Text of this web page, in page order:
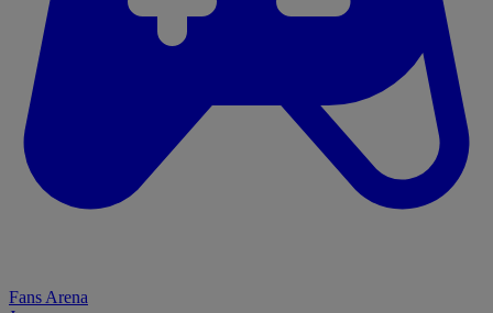
Fans Arena